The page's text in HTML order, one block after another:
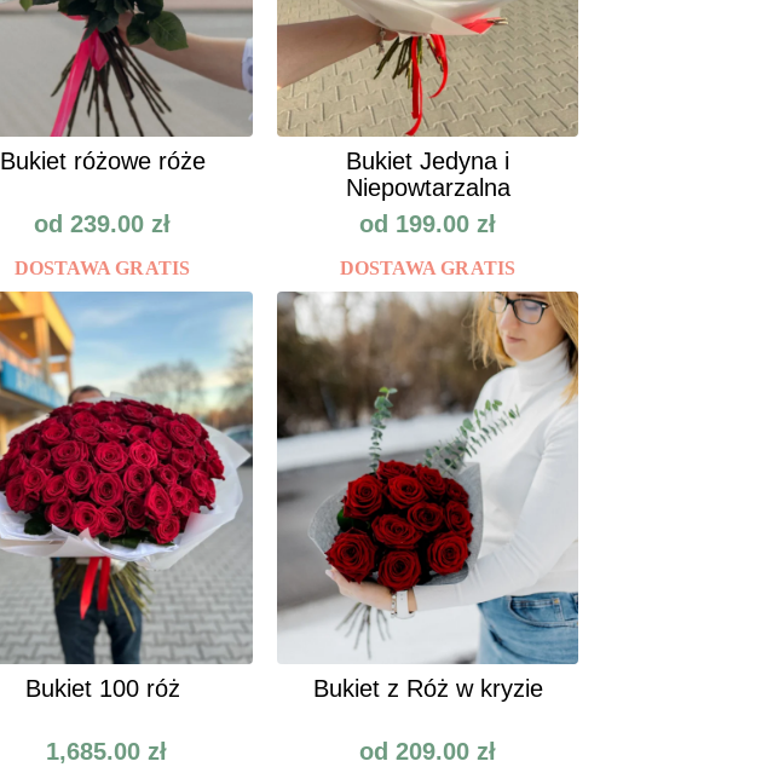
Bukiet różowe róże
od 239.00 zł
DOSTAWA GRATIS
Bukiet Jedyna i
Niepowtarzalna
od 199.00 zł
DOSTAWA GRATIS
Bukiet 100 róż
1,685.00 zł
Bukiet z Róż w kryzie
od 209.00 zł